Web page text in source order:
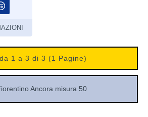
Ancora misura 50
1 a 3 di 3 (1 Pagine)